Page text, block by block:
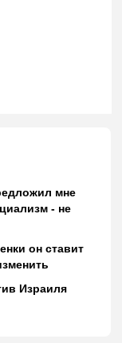
мне
- не
он ставит
Израиля